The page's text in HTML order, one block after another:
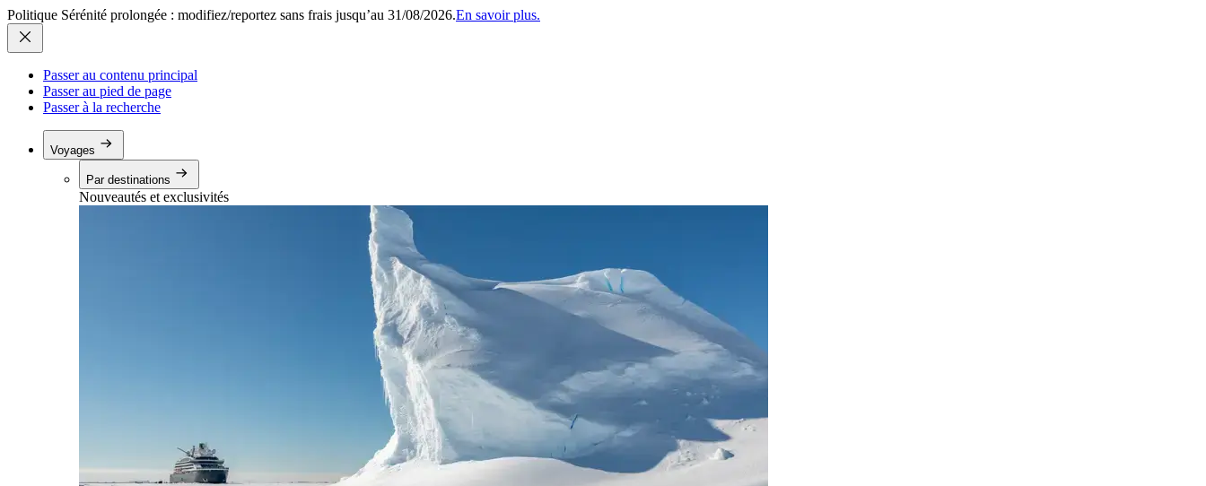
Politique Sérénité prolongée : modifiez/reportez sans frais jusqu’au 31/08/2026.En savoir plus.
Passer au contenu principal
Passer au pied de page
Passer à la recherche
Voyages
Par destinations
Nouveautés et exclusivités